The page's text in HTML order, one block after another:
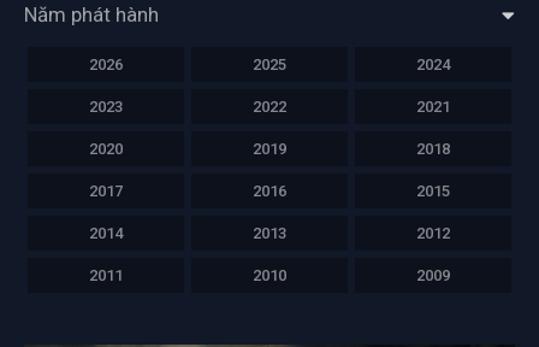
Năm phát hành
2026 2025 2024
2023 2022 2021
2020 2019 2018
2017 2016 2015
2014 2013 2012
2011 2010 2009